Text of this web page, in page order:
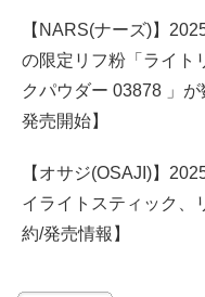
【NARS(ナーズ)】
の限定リフ粉「ライト
クパウダー 03878 」
発売開始】
【オサジ(OSAJI)】
イライトスティック、
約/発売情報】